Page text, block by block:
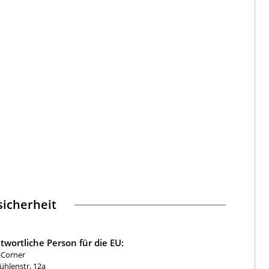
Person für die EU:
12a